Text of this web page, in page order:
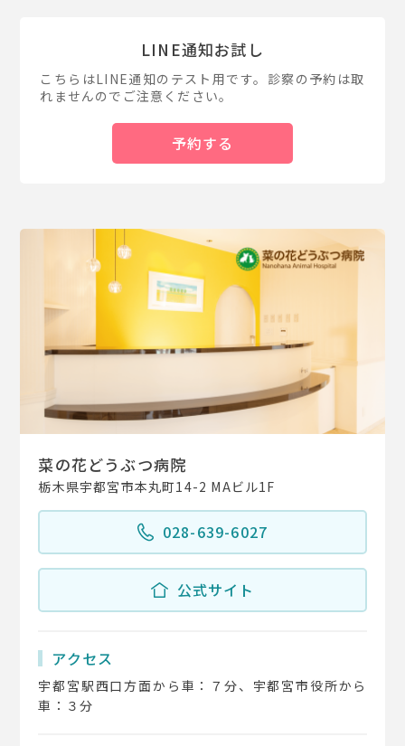
LINE通知お試し
こちらはLINE通知のテスト用です。診察の予約は取
れませんのでご注意ください。
予約する
菜の花どうぶつ病院
栃木県宇都宮市本丸町14-2 MAビル1F
028-639-6027
公式サイト
アクセス
宇都宮駅西口方面から車：７分、宇都宮市役所から
車：３分